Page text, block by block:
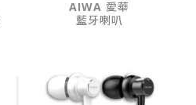
AIWA 愛華
藍牙喇叭